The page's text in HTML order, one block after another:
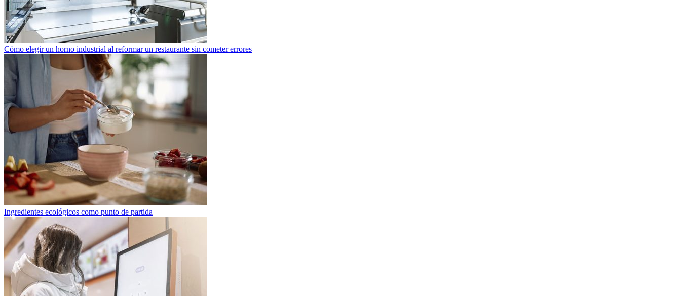
Cómo elegir un horno industrial al reformar un restaurante sin cometer errores
Ingredientes ecológicos como punto de partida